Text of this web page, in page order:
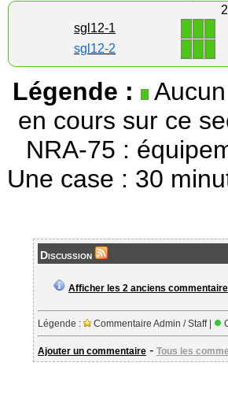
sgl12-1
sgl12-2
Légende :
en cours sur ce
NRA-75 :
Une case : 30
Discussion
Afficher les 2 anciens
Légende : Commentaire Admin / Staff |
Ajouter un commentaire - Tous les